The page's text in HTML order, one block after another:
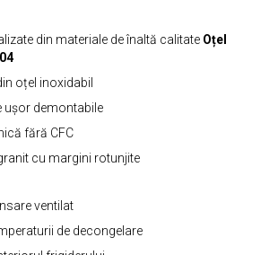
din materiale de înaltă calitate Oțel
oțel inoxidabil
ușor demontabile
fără CFC
cu margini rotunjite
ventilat
de decongelare